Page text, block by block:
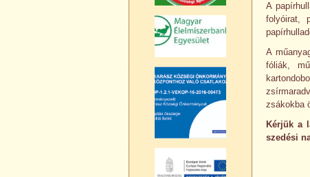
A
folyóirat,
A
fóliák,
zsákokba
Kérjük a
szedési